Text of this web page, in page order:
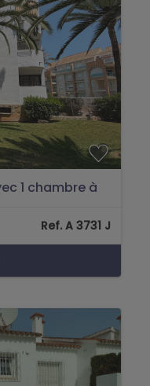
1 chambre à
Ref. A 3731 J